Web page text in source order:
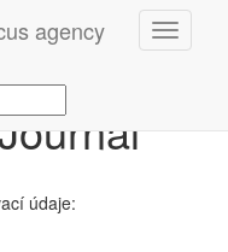
na
údaje: